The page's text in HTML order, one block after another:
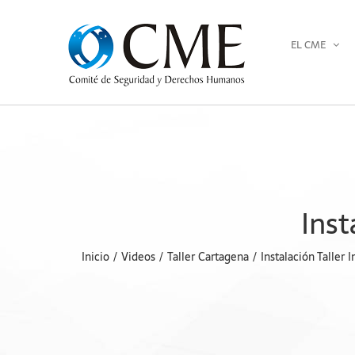
EL CME
Inicio Videos Taller Cartagena
Instalación Taller